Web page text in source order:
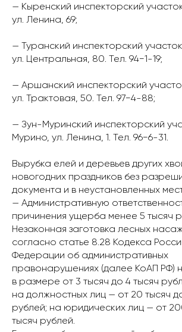
— Кыренский инспекторский
ул. Ленина, 69;
— Туранский инспекторский
ул. Центральная, 80. Тел. 94−1-19;
— Аршанский инспекторский
ул. Трактовая, 50. Тел. 97−4-88;
— Зун-Муринский инспекторский
Мурино, ул. Ленина, 1. Тел. 96−6-31.
Вырубка елей и деревьев других
новогодних праздников без
документа и в неустановленных
— Административную
причинения ущерба менее 5 тысяч
Незаконная заготовка лесных
согласно статье 8.28 Кодекса
Федерации об административных
правонарушениях (далее КоАП РФ)
в размере от 3 тысяч до 4 тысяч
на должностных лиц — от 20 тысяч
рублей; на юридических лиц — от
тысяч рублей.